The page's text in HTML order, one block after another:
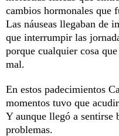
cambios hormonales que
Las náuseas llegaban de
que interrumpir las
porque cualquier cosa
mal.
En estos padecimientos
momentos tuvo que
Y aunque llegó a sentirse
problemas.